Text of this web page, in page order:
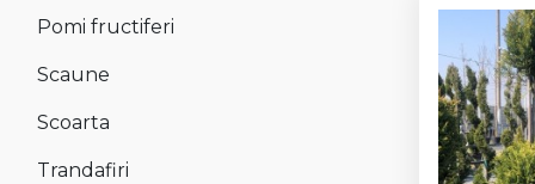
Pomi fructiferi
Scaune
Scoarta
Trandafiri